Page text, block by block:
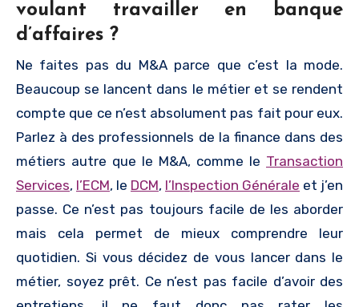
voulant travailler en banque
d’affaires ?
Ne faites pas du M&A parce que c’est la mode.
Beaucoup se lancent dans le métier et se rendent
compte que ce n’est absolument pas fait pour eux.
Parlez à des professionnels de la finance dans des
métiers autre que le M&A, comme le Transaction
Services, l’ECM, le DCM, l’Inspection Générale et j’en
passe. Ce n’est pas toujours facile de les aborder
mais cela permet de mieux comprendre leur
quotidien. Si vous décidez de vous lancer dans le
métier, soyez prêt. Ce n’est pas facile d’avoir des